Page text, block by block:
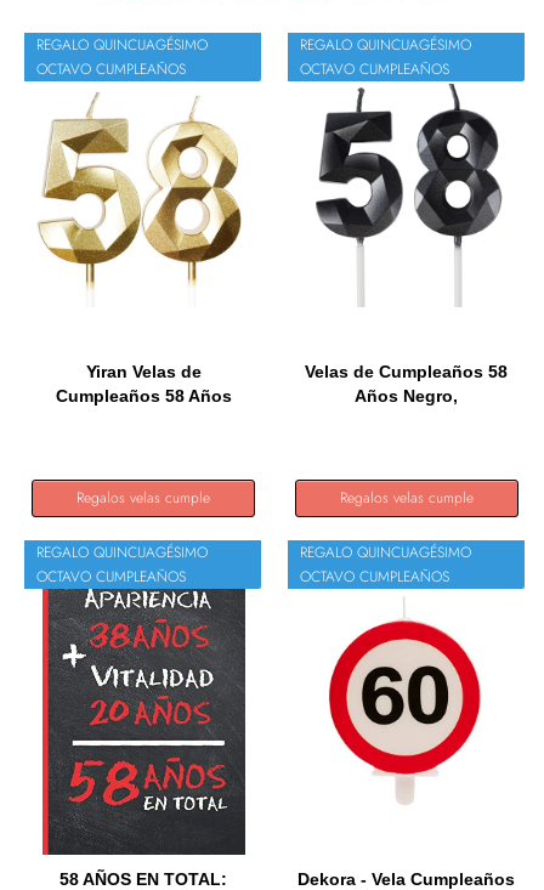
REGALO QUINCUAGÉSIMO
OCTAVO CUMPLEAÑOS
Yiran Velas de
Cumpleaños 58 Años
Regalos velas cumple
REGALO QUINCUAGÉSIMO
OCTAVO CUMPLEAÑOS
Velas de Cumpleaños 58
Años Negro,
Regalos velas cumple
REGALO QUINCUAGÉSIMO
OCTAVO CUMPLEAÑOS
58 AÑOS EN TOTAL:
REGALO QUINCUAGÉSIMO
OCTAVO CUMPLEAÑOS
Dekora - Vela Cumpleaños